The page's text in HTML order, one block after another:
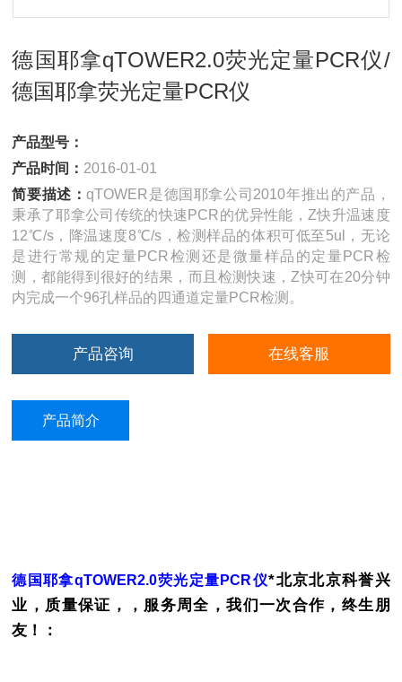
德国耶拿qTOWER2.0荧光定量PCR仪/
德国耶拿荧光定量PCR仪
产品型号：
产品时间： 2016-01-01
简要描述：qTOWER是德国耶拿公司2010年推出的产品，
秉承了耶拿公司传统的快速PCR的优异性能，Z快升温速度
12℃/s，降温速度8℃/s，检测样品的体积可低至5ul，无论
是进行常规的定量PCR检测还是微量样品的定量PCR检
测，都能得到很好的结果，而且检测快速，Z快可在20分钟
内完成一个96孔样品的四通道定量PCR检测。
产品咨询 在线客服
产品简介
德国耶拿qTOWER2.0荧光定量PCR仪*北京北京科誉兴
业，质量保证，，服务周全，我们一次合作，终生朋
友！：